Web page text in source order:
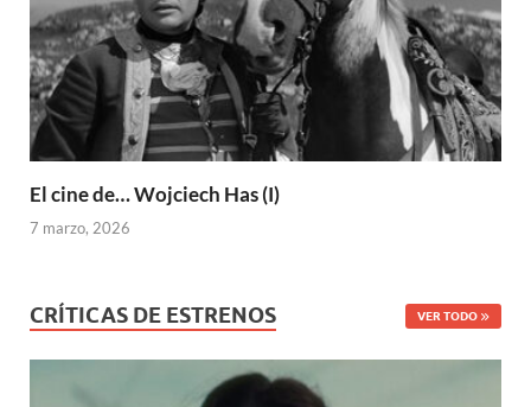
El cine de… Wojciech Has (I)
7 marzo, 2026
CRÍTICAS DE ESTRENOS VER TODO